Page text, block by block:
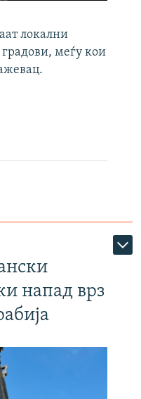
локални
меѓу кои
напад врз